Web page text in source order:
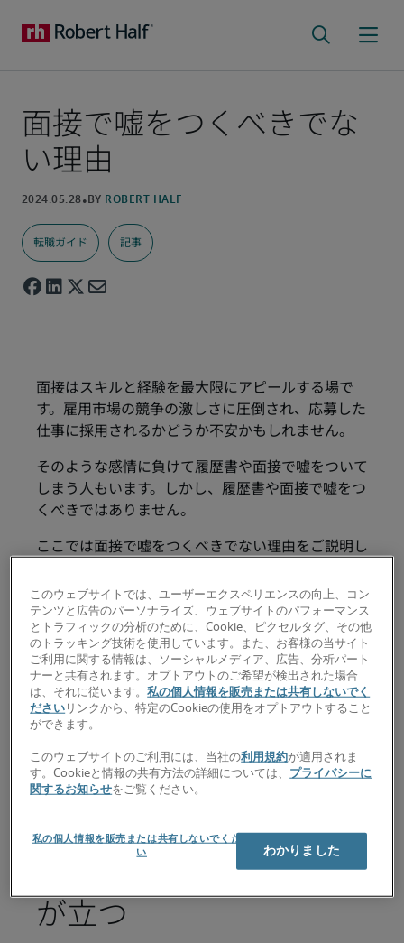
面接で嘘をつくべきでな
い理由
転職ガイド 記事
面接はスキルと経験を最大限にアピールする場で
す。雇用市場の競争の激しさに圧倒され、応募した
仕事に採用されるかどうか不安かもしれません。
そのような感情に負けて履歴書や面接で嘘をついて
しまう人もいます。しかし、履歴書や面接で嘘をつ
くべきではありません。
ここでは面接で嘘をつくべきでない理由をご説明し
企業が経歴調査や推薦状
を活用する可能性が高い
多くの企業は、求職者が履歴書に書いたり、面接で
話したりした経験やスキルについて、前の上司や同
僚が詳しく書いた推薦状を求めます。何かをでっち
上げたり、都合良く事実を誇張したりすれば、おそ
らく露見します。学歴や経歴を調査することも珍し
くありません。
現在だけでなく将来も
（将来の職務でも）悪評
が立つ
このウェブサイトでは、ユーザーエクスペリエンスの向上、コン
テンツと広告のパーソナライズ、ウェブサイトのパフォーマンス
とトラフィックの分析のために、Cookie、ピクセルタグ、その他
のトラッキング技術を使用しています。また、お客様の当サイト
ご利用に関する情報は、ソーシャルメディア、広告、分析パート
ナーと共有されます。オプトアウトのご希望が検出された場合
は、それに従います。私の個人情報を販売または共有しないでく
ださい リンクから、特定のCookieの使用をオプトアウトすること
ができます。
このウェブサイトのご利用には、当社の利用規約が適用されま
す。Cookieと情報の共有方法の詳細については、 プライバシーに
関するお知らせをご覧ください。
私の個人情報を販売または共有しないでくださ
い
わかりました